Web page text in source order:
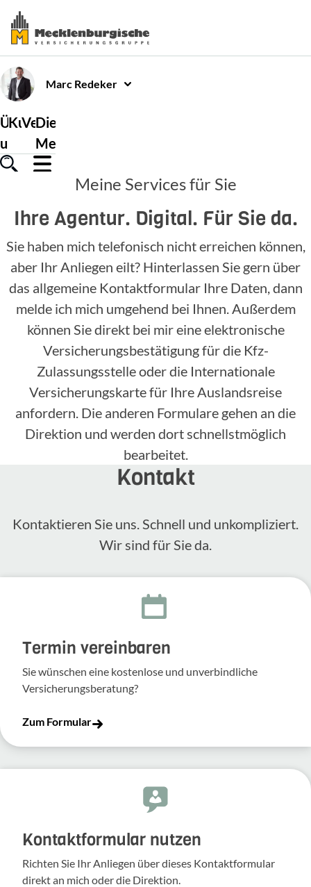
Marc Redeker
Über
uns
Kundenservice
Versicherungen
Die
Mecklenburgische
Meine Services für Sie
Ihre Agentur. Digital. Für Sie da.
Sie haben mich telefonisch nicht erreichen können,
aber Ihr Anliegen eilt? Hinterlassen Sie gern über
das allgemeine Kontaktformular Ihre Daten, dann
melde ich mich umgehend bei Ihnen. Außerdem
können Sie direkt bei mir eine elektronische
Versicherungsbestätigung für die Kfz-
Zulassungsstelle oder die Internationale
Versicherungskarte für Ihre Auslandsreise
anfordern. Die anderen Formulare gehen an die
Direktion und werden dort schnellstmöglich
bearbeitet.
Kontakt
Kontak­tieren Sie uns. Schnell und unkom­pli­ziert.
Wir sind für Sie da.
Termin vereinbaren
Sie wünschen eine kostenlose und unverbindliche
Versicherungsberatung?
Zum Formular
Kontakt­for­mular nutzen
Richten Sie Ihr Anliegen über dieses Kontakt­for­mular
direkt an mich oder die Direk­tion.